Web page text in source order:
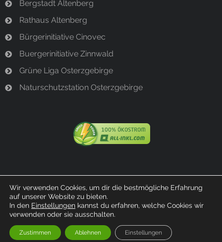
Bergstadt Altenberg
Rathaus Altenberg
Bürgerinitiative Cinovec
Buergerinitiative Zinnwald
Grüne Liga Osterzgebirge
Naturschutzstation Osterzgebirge
© 2023 Bürgerinitiative Bärenstein
Wir verwenden Cookies, um dir die bestmögliche Erfahrung
auf unserer Website zu bieten.
In den Einstellungen kannst du erfahren, welche Cookies wir
verwenden oder sie ausschalten.
Zustimmen Ablehnen Einstellungen